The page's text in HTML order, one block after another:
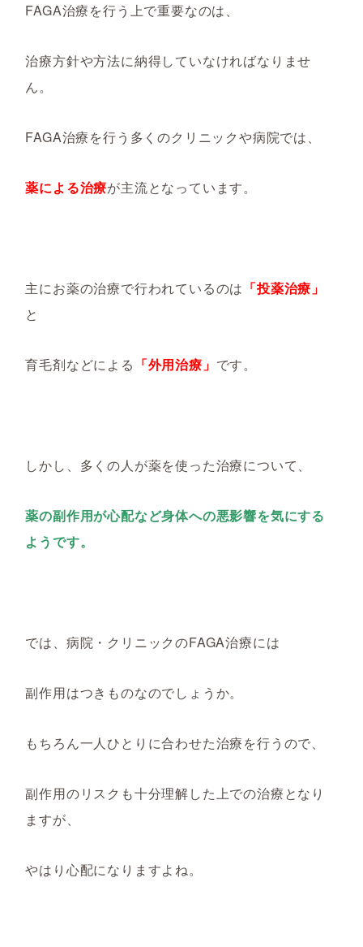
FAGA治療を行う上で重要なのは、
治療方針や方法に納得していなければなりませ
ん。
FAGA治療を行う多くのクリニックや病院では、
薬による治療が主流となっています。
主にお薬の治療で行われているのは 「投薬治療」
と
育毛剤などによる 「外用治療」 です。
しかし、多くの人が薬を使った治療について、
薬の副作用が心配など身体への悪影響を気にする
ようです。
では、病院・クリニックのFAGA治療には
副作用はつきものなのでしょうか。
もちろん一人ひとりに合わせた治療を行うので、
副作用のリスクも十分理解した上での治療となり
ますが、
やはり心配になりますよね。